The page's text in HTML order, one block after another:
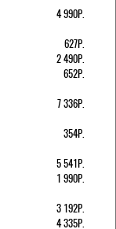
4 990Р.
627Р.
2 490Р.
652Р.
7 336Р.
354Р.
5 541Р.
1 990Р.
3 192Р.
4 335Р.